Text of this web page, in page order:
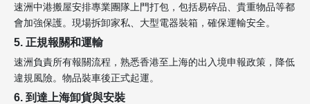
速洲中港搬屋安排專業團隊上門打包，包括易碎品、貴重物品等都
會加強保護。現場拆卸家私、大型電器裝箱，確保運輸安全。
5. 正規報關和運輸
速洲負責所有報關流程，熟悉香港至上海的出入境申報政策，降低
違規風險。物品裝車後正式起運。
6. 到達上海卸貨與安裝